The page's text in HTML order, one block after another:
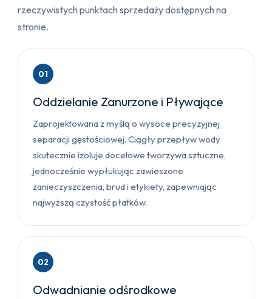
rzeczywistych punktach sprzedaży dostępnych na
stronie.
01
Oddzielanie Zanurzone i Pływające
Zaprojektowana z myślą o wysoce precyzyjnej
separacji gęstościowej. Ciągły przepływ wody
skutecznie izoluje docelowe tworzywa sztuczne,
jednocześnie wypłukując zawieszone
zanieczyszczenia, brud i etykiety, zapewniając
najwyższą czystość płatków.
02
Odwadnianie odśrodkowe